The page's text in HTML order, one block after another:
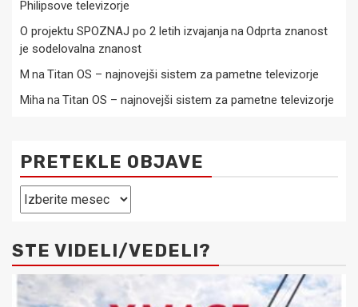
Philipsove televizorje
O projektu SPOZNAJ po 2 letih izvajanjana Odprta znanost
je sodelovalna znanost
M na Titan OS – najnovejši sistem za pametne televizorje
Miha na Titan OS – najnovejši sistem za pametne televizorje
PRETEKLE OBJAVE
Pretekle
objave
STE VIDELI/VEDELI?